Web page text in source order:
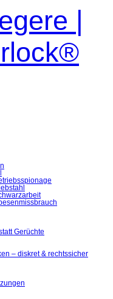
|
Gerüchte
– diskret & rechtssicher